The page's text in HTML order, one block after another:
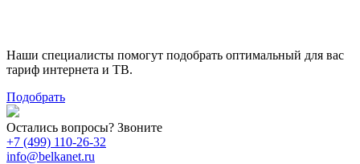
Наши специалисты помогут подобрать оптимальный для вас
тариф интернета и ТВ.
Подобрать
Остались вопросы? Звоните
+7 (499) 110-26-32
info@belkanet.ru